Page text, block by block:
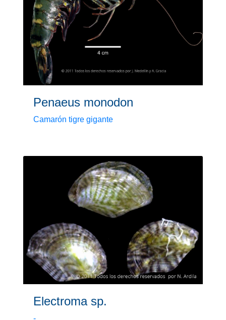
Penaeus monodon
Camarón tigre gigante
Electroma sp.
-